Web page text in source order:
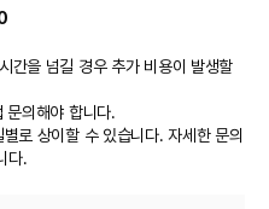
니다. 골웨이에서의 행사를 계획하
개 회의실 등으로 구성된 585 제곱
객께서는 별도 요금으로 왕복 공항
있고, 시설 내에서 무료 셀프 주차도
간을 넘길 경우 추가 비용이 발생할
문의해야 합니다.
로 상이할 수 있습니다. 자세한 문의
다.